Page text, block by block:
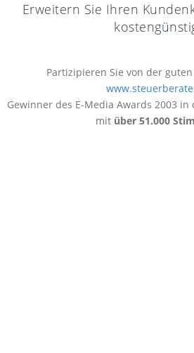
Erweitern Sie Ihren
Partizipieren Sie von der
Gewinner des E-Media Awards 2003 in
mit über 51.000